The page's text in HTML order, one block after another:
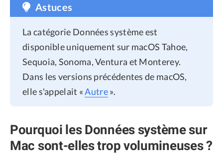
Astuces
La catégorie Données système est
disponible uniquement sur macOS Tahoe,
Sequoia, Sonoma, Ventura et Monterey.
Dans les versions précédentes de macOS,
elle s'appelait «Autre».
Pourquoi les Données système sur
Mac sont-elles trop volumineuses ?